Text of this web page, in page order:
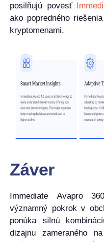
posilňujú povesť
ako popredného
kryptomenami.
Záver
Immediate Avapro
významný pokrok v
ponúka silnú
dizajnu zameraného